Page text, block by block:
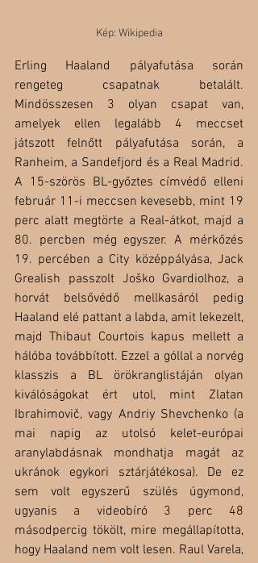
Kép: Wikipedia
Erling Haaland pályafutása során
rengeteg csapatnak betalált.
Mindösszesen 3 olyan csapat van,
amelyek ellen legalább 4 meccset
játszott felnőtt pályafutása során, a
Ranheim, a Sandefjord és a Real Madrid.
A 15-szörös BL-győztes címvédő elleni
február 11-i meccsen kevesebb, mint 19
perc alatt megtörte a Real-átkot, majd a
80. percben még egyszer. A mérkőzés
19. percében a City középpályása, Jack
Grealish passzolt Joško Gvardiolhoz, a
horvát belsővédő mellkasáról pedig
Haaland elé pattant a labda, amit lekezelt,
majd Thibaut Courtois kapus mellett a
hálóba továbbított. Ezzel a góllal a norvég
klasszis a BL örökranglistáján olyan
kiválóságokat ért utol, mint Zlatan
Ibrahimovič, vagy Andriy Shevchenko (a
mai napig az utolsó kelet-európai
aranylabdásnak mondhatja magát az
ukránok egykori sztárjátékosa). De ez
sem volt egyszerű szülés úgymond,
ugyanis a videobíró 3 perc 48
másodpercig tökölt, mire megállapította,
hogy Haaland nem volt lesen. Raul Varela,